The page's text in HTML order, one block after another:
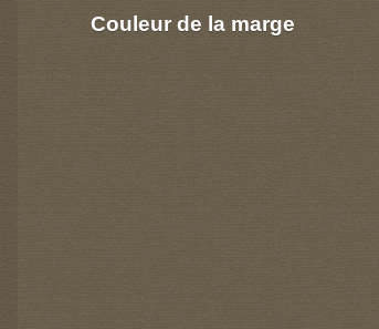
Couleur de la marge